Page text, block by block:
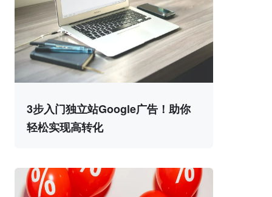
3步入门独立站Google广告！助你
轻松实现高转化